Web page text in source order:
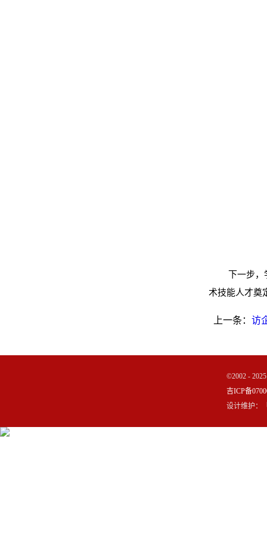
下一步，
术技能人才奠
上一条： 访
©2002 -
吉ICP备
设计维护：